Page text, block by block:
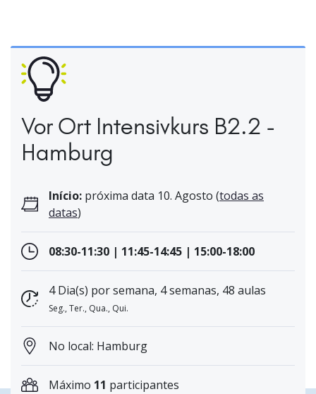
Vor Ort Intensivkurs B2.2 -
Hamburg
Início: próxima data 10. Agosto (todas as
datas)
08:30-11:30 | 11:45-14:45 | 15:00-18:00
4 Dia(s) por semana, 4 semanas, 48 aulas
Seg., Ter., Qua., Qui.
No local: Hamburg
Máximo 11 participantes